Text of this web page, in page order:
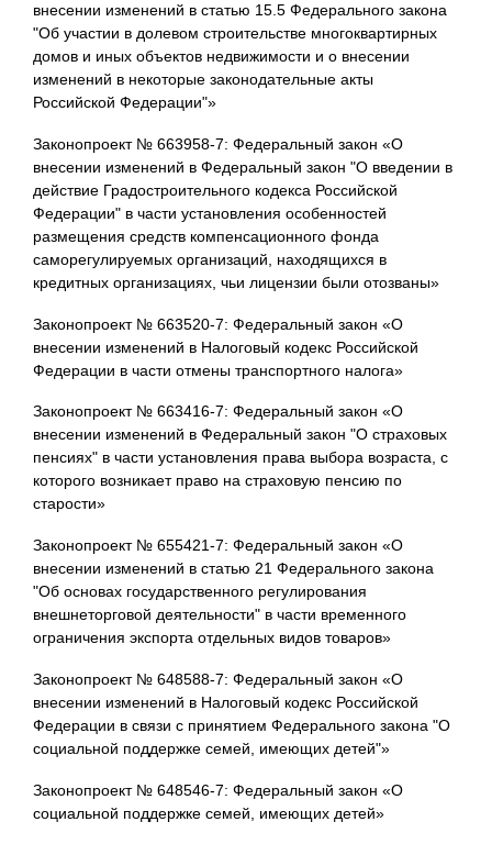
внесении изменений в статью 15.5 Федерального закона
"Об участии в долевом строительстве многоквартирных
домов и иных объектов недвижимости и о внесении
изменений в некоторые законодательные акты
Российской Федерации"»
Законопроект № 663958-7: Федеральный закон «О
внесении изменений в Федеральный закон "О введении в
действие Градостроительного кодекса Российской
Федерации" в части установления особенностей
размещения средств компенсационного фонда
саморегулируемых организаций, находящихся в
кредитных организациях, чьи лицензии были отозваны»
Законопроект № 663520-7: Федеральный закон «О
внесении изменений в Налоговый кодекс Российской
Федерации в части отмены транспортного налога»
Законопроект № 663416-7: Федеральный закон «О
внесении изменений в Федеральный закон "О страховых
пенсиях" в части установления права выбора возраста, с
которого возникает право на страховую пенсию по
старости»
Законопроект № 655421-7: Федеральный закон «О
внесении изменений в статью 21 Федерального закона
"Об основах государственного регулирования
внешнеторговой деятельности" в части временного
ограничения экспорта отдельных видов товаров»
Законопроект № 648588-7: Федеральный закон «О
внесении изменений в Налоговый кодекс Российской
Федерации в связи с принятием Федерального закона "О
социальной поддержке семей, имеющих детей"»
Законопроект № 648546-7: Федеральный закон «О
социальной поддержке семей, имеющих детей»